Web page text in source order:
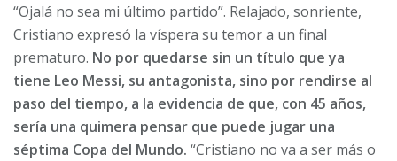
“Ojalá no sea mi último partido”. Relajado, sonriente,
Cristiano expresó la víspera su temor a un final
prematuro. No por quedarse sin un título que ya
tiene Leo Messi, su antagonista, sino por rendirse al
paso del tiempo, a la evidencia de que, con 45 años,
sería una quimera pensar que puede jugar una
séptima Copa del Mundo. “Cristiano no va a ser más o